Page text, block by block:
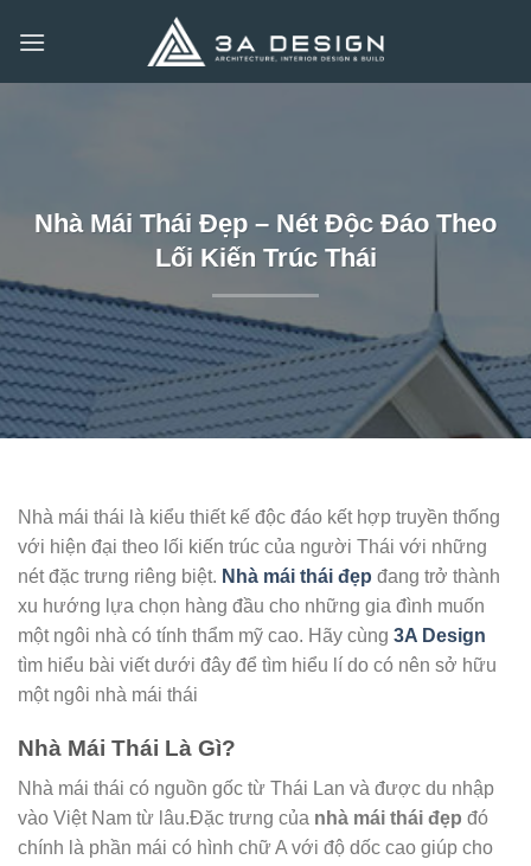
qua
Nhà Mái Thái Đẹp – Nét Độc Đáo Theo
Lối Kiến Trúc Thái
Nhà mái thái là kiểu thiết kế độc đáo kết hợp truyền thống
với hiện đại theo lối kiến trúc của người Thái với những
nét đặc trưng riêng biệt. Nhà mái thái đẹp đang trở thành
xu hướng lựa chọn hàng đầu cho những gia đình muốn
một ngôi nhà có tính thẩm mỹ cao. Hãy cùng 3A Design
tìm hiểu bài viết dưới đây để tìm hiểu lí do có nên sở hữu
một ngôi nhà mái thái
Nhà Mái Thái Là Gì?
Nhà mái thái có nguồn gốc từ Thái Lan và được du nhập
vào Việt Nam từ lâu.Đặc trưng của nhà mái thái đẹp đó
chính là phần mái có hình chữ A với độ dốc cao giúp cho